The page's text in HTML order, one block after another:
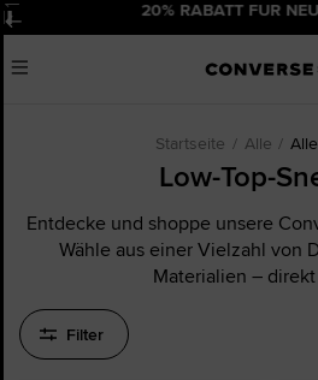
Pause 20% RABATT FÜR NEUKUND:
Menu
Startseite Alle
Low-Top-
Entdecke und shoppe unsere
Wähle aus einer Vielzahl von
Materialien –
Filter